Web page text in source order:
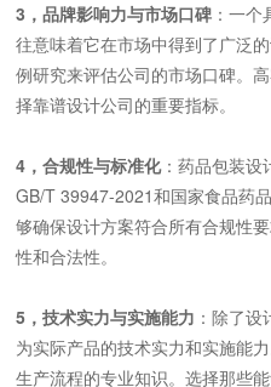
3，品牌影响力与市场口碑 ：一
往意味着它在市场中得到了广泛
例研究来评估公司的市场口碑。
择靠谱设计公司的重要指标。
4，合规性与标准化：药品包装设
GB/T 39947-2021和国家食品药
够确保设计方案符合所有合规性
性和合法性。
5，技术实力与实施能力 ：除了
为实际产品的技术实力和实施能
生产流程的专业知识。选择那些